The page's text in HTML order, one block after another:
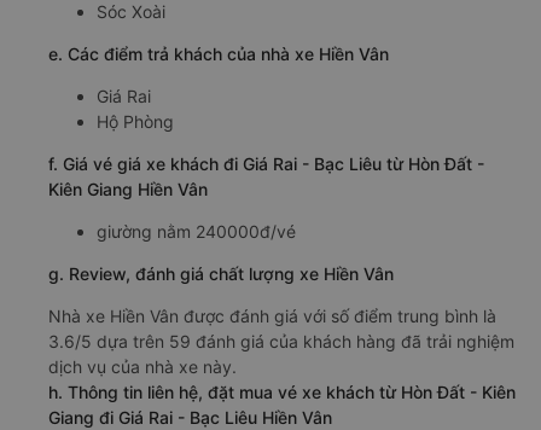
Sóc Xoài
e. Các điểm trả khách của nhà xe Hiền Vân
Giá Rai
Hộ Phòng
f. Giá vé giá xe khách đi Giá Rai - Bạc Liêu từ Hòn Đất -
Kiên Giang Hiền Vân
giường nằm 240000đ/vé
g. Review, đánh giá chất lượng xe Hiền Vân
Nhà xe Hiền Vân được đánh giá với số điểm trung bình là
3.6/5 dựa trên 59 đánh giá của khách hàng đã trải nghiệm
dịch vụ của nhà xe này.
h. Thông tin liên hệ, đặt mua vé xe khách từ Hòn Đất - Kiên
Giang đi Giá Rai - Bạc Liêu Hiền Vân